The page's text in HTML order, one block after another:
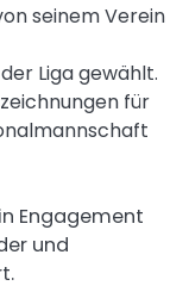
seinem Verein
Liga gewählt.
für
Engagement
und